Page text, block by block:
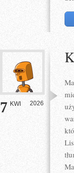
7 KWI 2026